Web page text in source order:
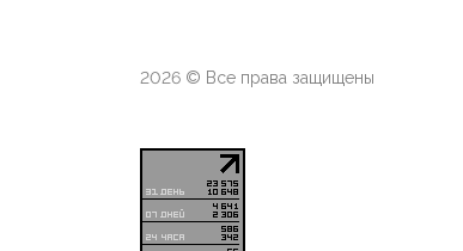
2026 © Все права защищены